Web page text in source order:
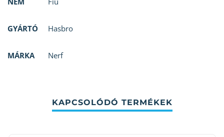
GYÁRTÓ Hasbro
MÁRKA Nerf
KAPCSOLÓDÓ TERMÉKEK